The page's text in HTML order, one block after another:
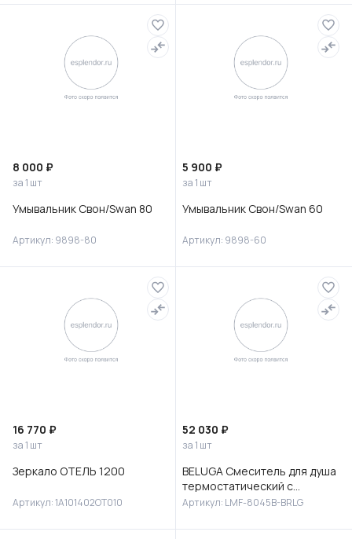
8 000 ₽
за 1 шт
Умывальник Свон/Swan 80
Артикул: 9898-80
5 900 ₽
за 1 шт
Умывальник Свон/Swan 60
Артикул: 9898-60
16 770 ₽
за 1 шт
Зеркало ОТЕЛЬ 1200
Артикул: 1A101402OT010
52 030 ₽
за 1 шт
BELUGA Смеситель для душа
термостатический с
верхней лейкой 30 см
8045B-BRLG
Артикул: LMF-8045B-BRLG